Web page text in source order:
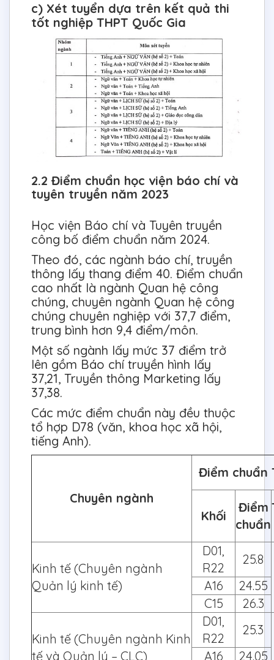
c) Xét tuyển dựa trên kết quả thi
tốt nghiệp THPT Quốc Gia
2.2 Điểm chuẩn học viện báo chí và
tuyên truyền năm 2023
Học viện Báo chí và Tuyên truyền
công bố điểm chuẩn năm 2024.
Theo đó, các ngành báo chí, truyền
thông lấy thang điểm 40. Điểm chuẩn
cao nhất là ngành Quan hệ công
chúng, chuyên ngành Quan hệ công
chúng chuyên nghiệp với 37,7 điểm,
trung bình hơn 9,4 điểm/môn.
Một số ngành lấy mức 37 điểm trở
lên gồm Báo chí truyền hình lấy
37,21, Truyền thông Marketing lấy
37,38.
Các mức điểm chuẩn này đều thuộc
tổ hợp D78 (văn, khoa học xã hội,
tiếng Anh).
Chuyên ngành
Điểm chuẩn
Khối
Điểm
chuẩn
Kinh tế (Chuyên ngành
Quản lý kinh tế)
D01,
R22
25.8
A16
24.55
C15
26.3
Kinh tế (Chuyên ngành Kinh
tế và Quản lý – CLC)
D01,
R22
25.3
A16
24.05